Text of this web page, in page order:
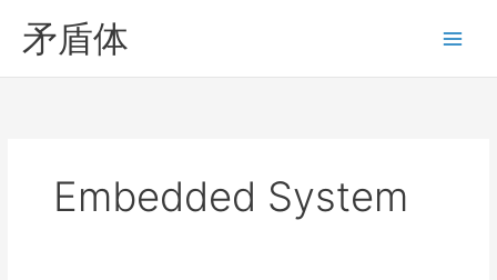
content
矛盾体
Embedded System